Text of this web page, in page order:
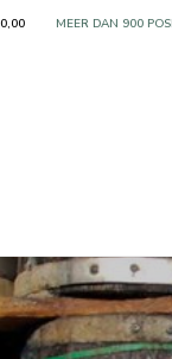
Prodotti Ittici
ALLEEN